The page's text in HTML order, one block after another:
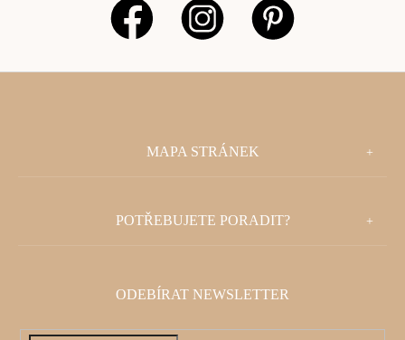
MAPA STRÁNEK
POTŘEBUJETE PORADIT?
ODEBÍRAT NEWSLETTER